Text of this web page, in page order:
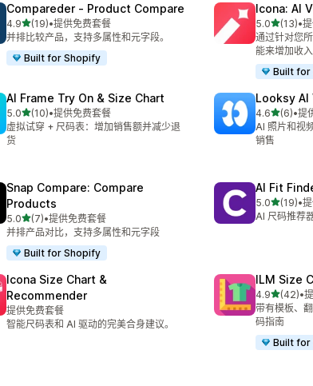
Compareder ‑ Product Compare
4.9星（满分 5 星）
(19)
总共 19 条评论
•提供免费套餐
并排比较产品，支持多属性和元字段。
Built for Shopify
Icona: AI
5.0星（满分
(13)
总共 13 条评
•
通过针对您
能来增加收入
Built for
AI Frame Try On & Size Chart
5.0星（满分 5 星）
(10)
总共 10 条评论
•提供免费套餐
虚拟试穿 + 尺码表：增加销售额并减少退
货
Looksy AI
4.6星（满分
(6)
总共 6 条评论
•提
AI 照片和视
销售
Snap Compare: Compare
Products
5.0星（满分 5 星）
(7)
总共 7 条评论
•提供免费套餐
并排产品对比，支持多属性和元字段
Built for Shopify
AI Fit
5.0星（满分
(19)
总共 19 条评
•
AI 尺码推荐
Icona Size Chart &
Recommender
提供免费套餐
智能尺码表和 AI 驱动的完美合身建议。
ILM Size
4.9星（满分
(42)
总共 42 条评
•
带有模板、
码指南
Built for